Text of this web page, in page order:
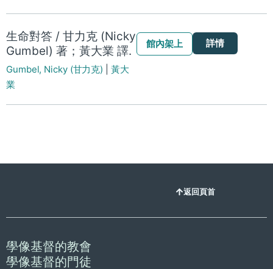
生命對答 / 甘力克 (Nicky
Gumbel) 著；黃大業 譯.
Gumbel, Nicky (甘力克)
黃大
業
館內架上 詳情
返回頁首
學像基督的教會
學像基督的門徒